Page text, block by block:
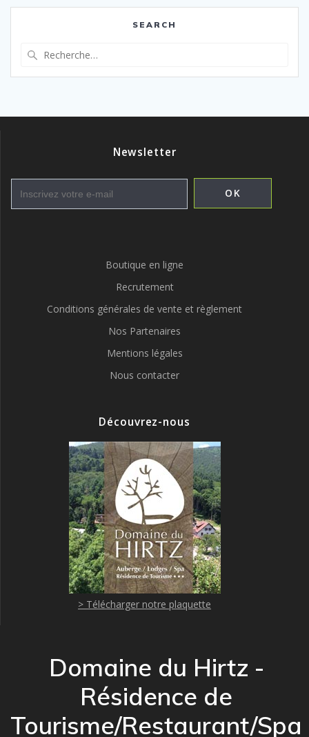
SEARCH
:
Newsletter
Boutique en ligne
Recrutement
Conditions générales de vente et règlement
Nos Partenaires
Mentions légales
Nous contacter
Découvrez-nous
> Télécharger notre plaquette
Domaine du Hirtz -
Résidence de
Tourisme/Restaurant/Spa